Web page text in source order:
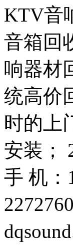
KTV音
音箱回
响器材
统高价
时的上
安装；
手 机：